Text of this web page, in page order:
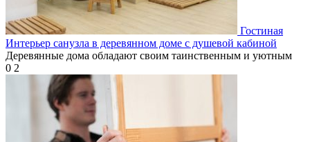
Гостиная
Интерьер санузла в деревянном доме с душевой кабиной
Деревянные дома обладают своим таинственным и уютным
0 2